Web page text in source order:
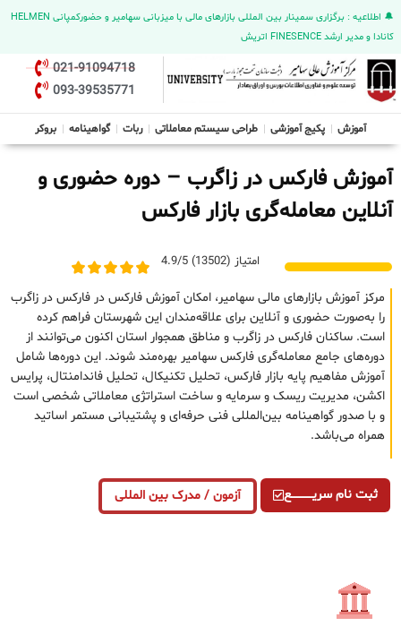
🔔 اطلاعیه : برگزاری سمینار بین المللی بازارهای مالی با میزبانی سهامیر و حضورکمپانی HELMEN
کانادا و مدیر ارشد FINESENCE اتریش
021-91094718
093-39535771
آموزش پکیج آموزشی طراحی سیستم معاملاتی ربات گواهینامه بروکر
آموزش فارکس در زاگرب – دوره حضوری و
آنلاین معامله‌گری بازار فارکس
امتیاز (13502) 4.9/5
مرکز آموزش بازارهای مالی سهامیر، امکان آموزش فارکس در فارکس در زاگرب
را به‌صورت حضوری و آنلاین برای علاقه‌مندان این شهرستان فراهم کرده
است. ساکنان فارکس در زاگرب و مناطق همجوار استان اکنون می‌توانند از
دوره‌های جامع معامله‌گری فارکس سهامیر بهره‌مند شوند. این دوره‌ها شامل
آموزش مفاهیم پایه بازار فارکس، تحلیل تکنیکال، تحلیل فاندامنتال، پرایس
اکشن، مدیریت ریسک و سرمایه و ساخت استراتژی معاملاتی شخصی است
و با صدور گواهینامه بین‌المللی فنی حرفه‌ای و پشتیبانی مستمر اساتید
همراه می‌باشد.
ثبت نام سریــــــــــــع آزمون / مدرک بین المللی